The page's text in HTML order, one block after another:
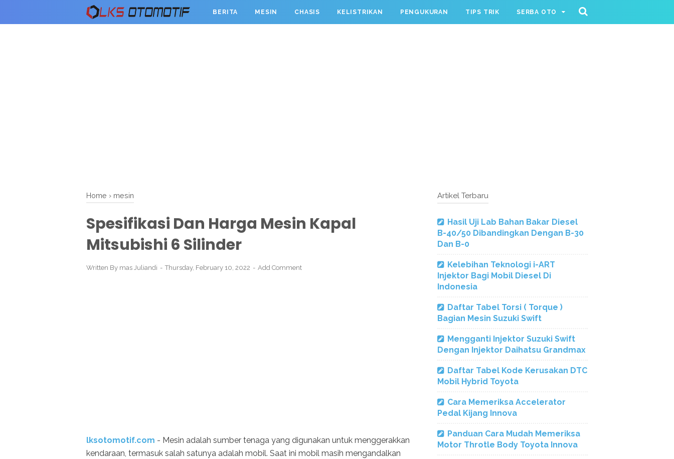
BERITA MESIN CHASIS KELISTRIKAN PENGUKURAN TIPS TRIK SERBA OTO
Home › mesin
Spesifikasi Dan Harga Mesin Kapal
Mitsubishi 6 Silinder
Written By mas Juliandi Thursday, February 10, 2022 Add Comment
lksotomotif.com - Mesin adalah sumber tenaga yang digunakan untuk menggerakkan
kendaraan, termasuk salah satunya adalah mobil. Saat ini mobil masih mengandalkan
Artikel Terbaru
Hasil Uji Lab Bahan Bakar Diesel
B-40/50 Dibandingkan Dengan B-30
Dan B-0
Kelebihan Teknologi i-ART
Injektor Bagi Mobil Diesel Di
Indonesia
Daftar Tabel Torsi ( Torque )
Bagian Mesin Suzuki Swift
Mengganti Injektor Suzuki Swift
Dengan Injektor Daihatsu Grandmax
Daftar Tabel Kode Kerusakan DTC
Mobil Hybrid Toyota
Cara Memeriksa Accelerator
Pedal Kijang Innova
Panduan Cara Mudah Memeriksa
Motor Throtle Body Toyota Innova